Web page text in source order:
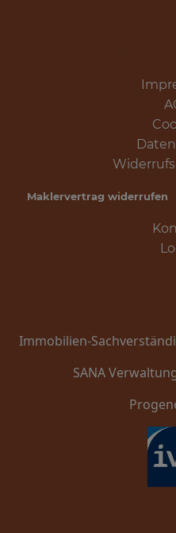
Maklervertrag widerrufen
Immobilien-
SANA